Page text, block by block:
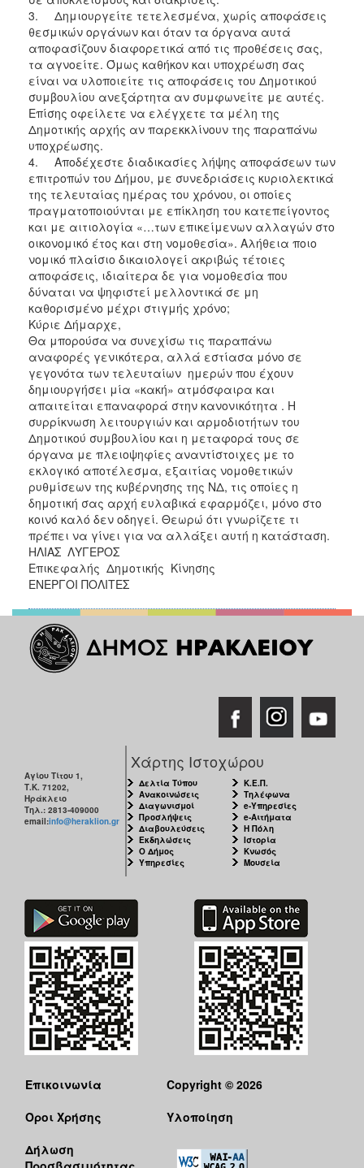
3.
Δημιουργείτε τετελεσμένα, χωρίς αποφάσεις
θεσμικών οργάνων και όταν τα όργανα αυτά
αποφασίζουν διαφορετικά από τις προθέσεις σας,
τα αγνοείτε. Όμως καθήκον και υποχρέωση σας
είναι να υλοποιείτε τις αποφάσεις του Δημοτικού
συμβουλίου ανεξάρτητα αν συμφωνείτε με αυτές.
Επίσης οφείλετε να ελέγχετε τα μέλη της
Δημοτικής αρχής αν παρεκκλίνουν της παραπάνω
υποχρέωσης.
4.
Αποδέχεστε διαδικασίες λήψης αποφάσεων των
επιτροπών του Δήμου, με συνεδριάσεις κυριολεκτικά
της τελευταίας ημέρας του χρόνου, οι οποίες
πραγματοποιούνται με επίκληση του κατεπείγοντος
και με αιτιολογία «…των επικείμενων αλλαγών στο
οικονομικό έτος και στη νομοθεσία». Αλήθεια ποιο
νομικό πλαίσιο δικαιολογεί ακριβώς τέτοιες
αποφάσεις, ιδιαίτερα δε για νομοθεσία που
δύναται να ψηφιστεί μελλοντικά σε μη
καθορισμένο μέχρι στιγμής χρόνο;
Κύριε Δήμαρχε,
Θα μπορούσα να συνεχίσω τις παραπάνω
αναφορές γενικότερα, αλλά εστίασα μόνο σε
γεγονότα των τελευταίων ημερών που έχουν
δημιουργήσει μία «κακή» ατμόσφαιρα και
απαιτείται επαναφορά στην κανονικότητα . Η
συρρίκνωση λειτουργιών και αρμοδιοτήτων του
Δημοτικού συμβουλίου και η μεταφορά τους σε
όργανα με πλειοψηφίες αναντίστοιχες με το
εκλογικό αποτέλεσμα, εξαιτίας νομοθετικών
ρυθμίσεων της κυβέρνησης της ΝΔ, τις οποίες η
δημοτική σας αρχή ευλαβικά εφαρμόζει, μόνο στο
κοινό καλό δεν οδηγεί. Θεωρώ ότι γνωρίζετε τι
πρέπει να γίνει για να αλλάξει αυτή η κατάσταση.
ΗΛΙΑΣ ΛΥΓΕΡΟΣ
Επικεφαλής Δημοτικής Κίνησης
ΕΝΕΡΓΟΙ ΠΟΛΙΤΕΣ
Αγίου Τίτου 1,
Τ.Κ. 71202,
Ηράκλειο
Τηλ.: 2813-409000
email:info@heraklion.gr
Χάρτης Ιστοχώρου
Δελτία Τύπου
Ανακοινώσεις
Διαγωνισμοί
Προσλήψεις
Διαβουλεύσεις
Εκδηλώσεις
Ο Δήμος
Υπηρεσίες
Κ.Ε.Π.
Τηλέφωνα
e-Υπηρεσίες
e-Αιτήματα
Η Πόλη
Ιστορία
Κνωσός
Μουσεία
Επικοινωνία
Όροι Χρήσης
Δήλωση
Copyright © 2026
Υλοποίηση